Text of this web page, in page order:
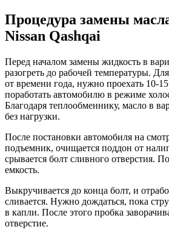
Процедура замены
Nissan Qashqai
Перед началом замены жидкость в
разогреть до рабочей температуры.
от времени года, нужно проехать 10-
поработать автомобилю в режиме
Благодаря теплообменнику, масло в
без нагрузки.
После постановки автомобиля на
подъемник, очищается поддон от
срывается болт сливного отверстия.
емкость.
Выкручивается до конца болт, и
сливается. Нужно дождаться, пока
в капли. После этого пробка
отверстие.